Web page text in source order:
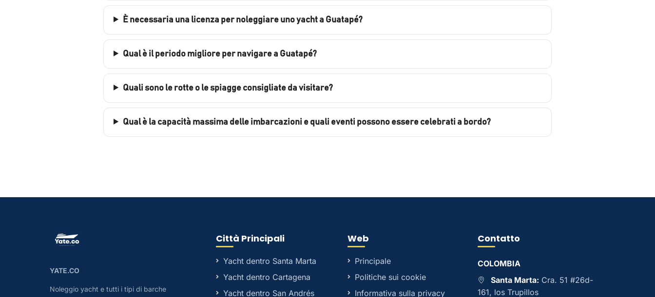
È necessaria una licenza per noleggiare uno yacht a Guatapé?
Qual è il periodo migliore per navigare a Guatapé?
Quali sono le rotte o le spiagge consigliate da visitare?
Qual è la capacità massima delle imbarcazioni e quali eventi possono essere celebrati a bordo?
YATE.CO
Noleggio yacht e tutti i tipi di barche
Città Principali
Yacht dentro Santa Marta
Yacht dentro Cartagena
Yacht dentro San Andrés
Web
Principale
Politiche sui cookie
Informativa sulla privacy
Contatto
COLOMBIA
Santa Marta: Cra. 51 #26d-
161, los Trupillos